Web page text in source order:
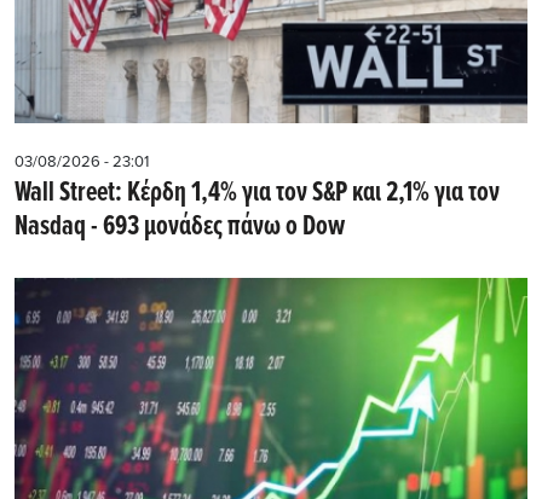
03/08/2026 - 23:01
Wall Street: Κέρδη 1,4% για τον S&P και 2,1% για τον
Nasdaq - 693 μονάδες πάνω ο Dow